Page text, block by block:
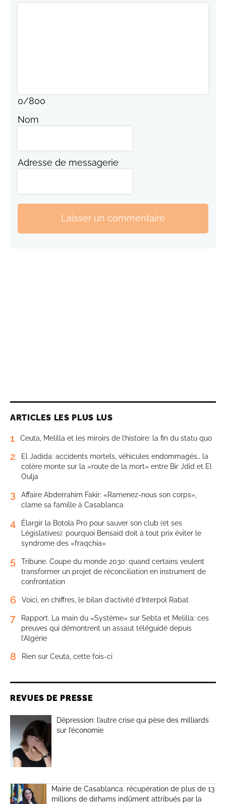
0/800
Nom
Adresse de messagerie
Laisser un commentaire
ARTICLES LES PLUS LUS
1 Ceuta, Melilla et les miroirs de l’histoire: la fin du statu quo
2
El Jadida: accidents mortels, véhicules endommagés… la
colère monte sur la «route de la mort» entre Bir Jdid et El
Oulja
3
Affaire Abderrahim Fakir: «Ramenez-nous son corps»,
clame sa famille à Casablanca
4
Élargir la Botola Pro pour sauver son club (et ses
Législatives): pourquoi Bensaïd doit à tout prix éviter le
syndrome des «fraqchia»
5
Tribune. Coupe du monde 2030: quand certains veulent
transformer un projet de réconciliation en instrument de
confrontation
6 Voici, en chiffres, le bilan d’activité d’Interpol Rabat
7
Rapport. La main du «Système» sur Sebta et Melilla: ces
preuves qui démontrent un assaut téléguidé depuis
l’Algérie
8 Rien sur Ceuta, cette fois-ci
REVUES DE PRESSE
Dépression: l’autre crise qui pèse des milliards
sur l’économie
Mairie de Casablanca: récupération de plus de 13
millions de dirhams indûment attribués par la